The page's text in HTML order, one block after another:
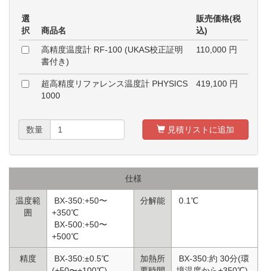
選
択
商品名
販売価格(税
込)
高精度温度計 RF-100 (UKAS校正証明
書付き)
110,000 円
超高精度リファレンス温度計 PHYSICS
1000
419,100 円
数量 見積リストに追加
仕様
温度範
囲
BX-350:+50〜
+350℃
BX-500:+50〜
+500℃
分解能 0.1℃
精度
BX-350:±0.5℃
加熱所
BX-350:約 30分(環